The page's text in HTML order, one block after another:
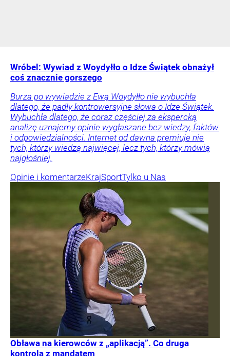
Wróbel: Wywiad z Woydyłło o Idze Świątek obnażył
coś znacznie gorszego
Burza po wywiadzie z Ewą Woydyłło nie wybuchła
dlatego, że padły kontrowersyjne słowa o Idze Świątek.
Wybuchła dlatego, że coraz częściej za ekspercką
analizę uznajemy opinie wygłaszane bez wiedzy, faktów
i odpowiedzialności. Internet od dawna premiuje nie
tych, którzy wiedzą najwięcej, lecz tych, którzy mówią
najgłośniej.
Opinie i komentarzeKrajSportTylko u Nas
Obława na kierowców z „aplikacją”. Co druga
kontrola z mandatem